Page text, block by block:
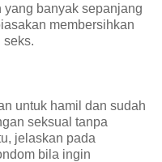
banyak sepanjang
membersihkan
seks.
untuk hamil dan sudah
seksual tanpa
jelaskan pada
bila ingin